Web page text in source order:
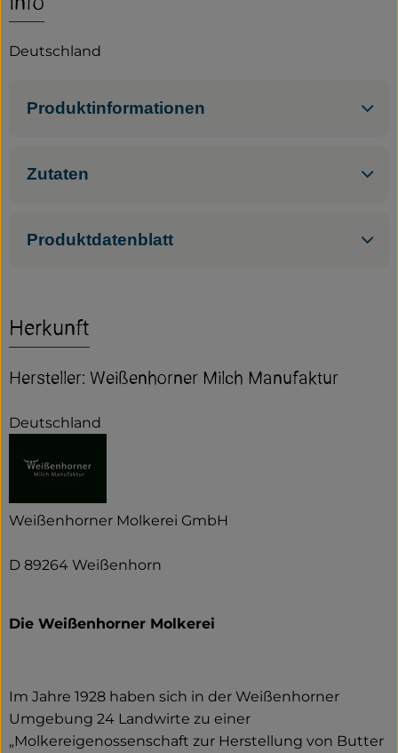
Info
Deutschland
Produktinformationen
Zutaten
Produktdatenblatt
Herkunft
Hersteller: Weißenhorner Milch Manufaktur
Deutschland
Weißenhorner Molkerei GmbH
D 89264 Weißenhorn
Die Weißenhorner Molkerei
Im Jahre 1928 haben sich in der Weißenhorner
Umgebung 24 Landwirte zu einer
„Molkereigenossenschaft zur Herstellung von Butter